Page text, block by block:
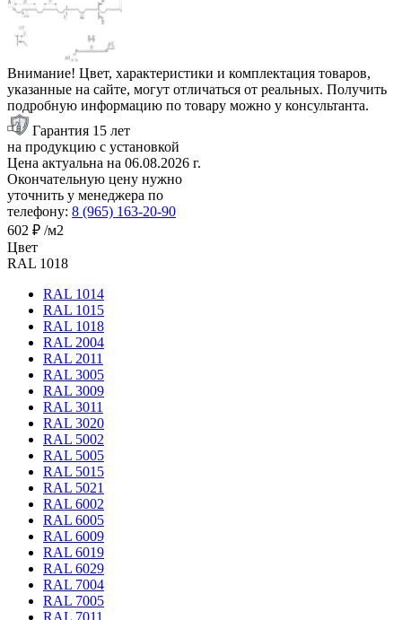
Внимание! Цвет, характеристики и комплектация товаров,
указанные на сайте, могут отличаться от реальных. Получить
подробную информацию по товару можно у консультанта.
Гарантия 15 лет
на продукцию с установкой
Цена актуальна на 06.08.2026 г.
Окончательную цену нужно
уточнить у менеджера по
телефону: 8 (965) 163-20-90
602 ₽ /м2
Цвет
RAL 1018
RAL 1014
RAL 1015
RAL 1018
RAL 2004
RAL 2011
RAL 3005
RAL 3009
RAL 3011
RAL 3020
RAL 5002
RAL 5005
RAL 5015
RAL 5021
RAL 6002
RAL 6005
RAL 6009
RAL 6019
RAL 6029
RAL 7004
RAL 7005
RAL 7011